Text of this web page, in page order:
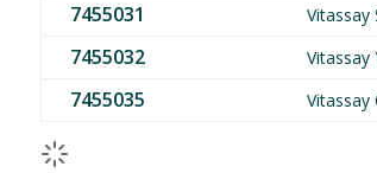
7455031 Vitassay
7455032 Vitassay
7455035 Vitassay